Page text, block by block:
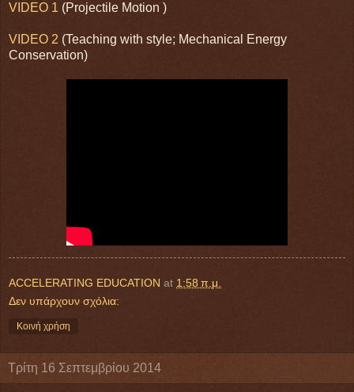
VIDEO 1 (Projectile Motion )
VIDEO 2 (Teaching with style; Mechanical Energy
Conservation)
ACCELERATING EDUCATION at 1:58 π.μ.
Δεν υπάρχουν σχόλια:
Κοινή χρήση
Τρίτη 16 Σεπτεμβρίου 2014